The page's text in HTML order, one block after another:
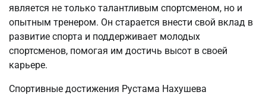
является не только талантливым спортсменом, но и
опытным тренером. Он старается внести свой вклад в
развитие спорта и поддерживает молодых
спортсменов, помогая им достичь высот в своей
карьере.
Спортивные достижения Рустама Нахушева